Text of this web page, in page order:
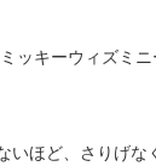
ッキーウィズミ
いほど、さりげな